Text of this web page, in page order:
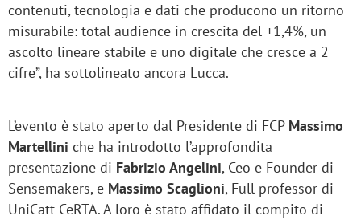
contenuti, tecnologia e dati che producono un ritorno
misurabile: total audience in crescita del +1,4%, un
ascolto lineare stabile e uno digitale che cresce a 2
cifre”, ha sottolineato ancora Lucca.
L’evento è stato aperto dal Presidente di FCP Massimo
Martellini che ha introdotto l’approfondita
presentazione di Fabrizio Angelini, Ceo e Founder di
Sensemakers, e Massimo Scaglioni, Full professor di
UniCatt-CeRTA. A loro è stato affidato il compito di